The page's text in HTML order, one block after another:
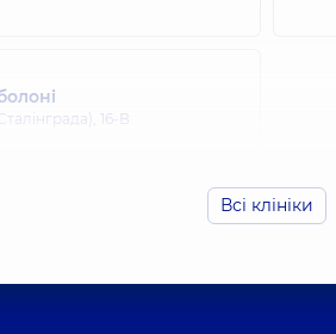
16-В
Всі клініки